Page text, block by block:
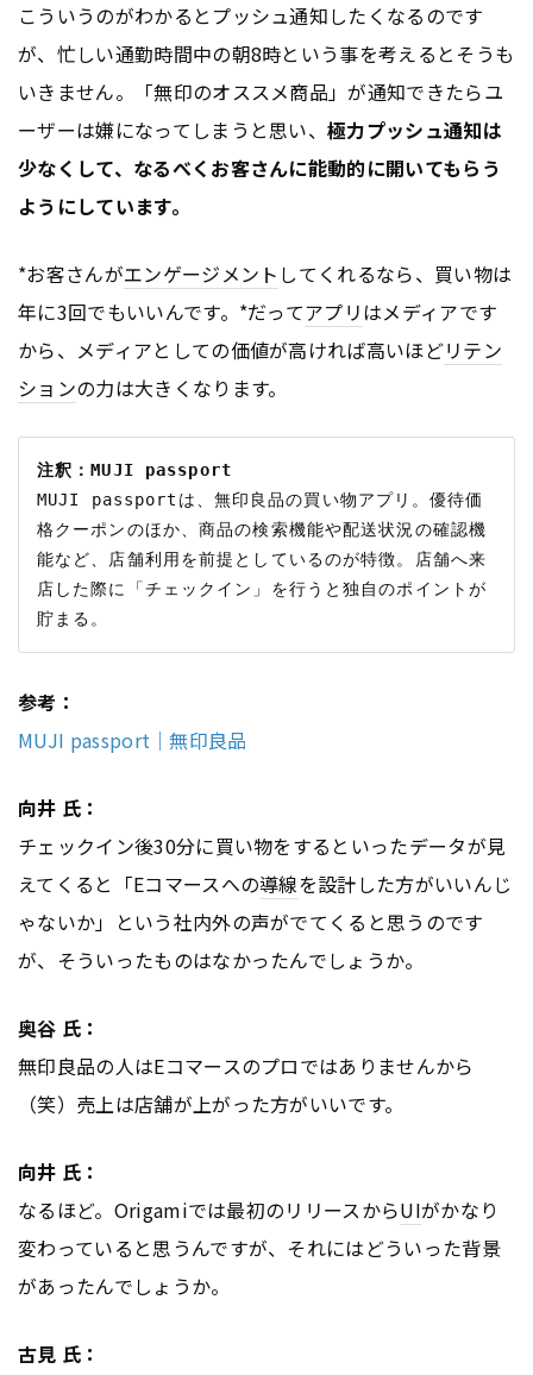
こういうのがわかるとプッシュ通知したくなるのです
が、忙しい通勤時間中の朝8時という事を考えるとそうも
いきません。「無印のオススメ商品」が通知できたらユ
ーザーは嫌になってしまうと思い、極力プッシュ通知は
少なくして、なるべくお客さんに能動的に開いてもらう
ようにしています。
*お客さんがエンゲージメント してくれるなら、買い物は
年に3回でもいいんです。*だってアプリはメディアです
から、メディアとしての価値が高ければ高いほどリテン
ションの力は大きくなります。
注釈：MUJI passport
MUJI passportは、無印良品の買い物アプリ。優待価
格クーポンのほか、商品の検索機能や配送状況の確認機
能など、店舗利用を前提としているのが特徴。店舗へ来
店した際に「チェックイン」を行うと独自のポイントが
参考：
MUJI passport｜無印良品
向井 氏：
チェックイン後30分に買い物をするといったデータが見
えてくると「Eコマースへの導線を設計した方がいいんじ
ゃないか」という社内外の声がでてくると思うのです
が、そういったものはなかったんでしょうか。
奥谷 氏：
無印良品の人はEコマースのプロではありませんから
（笑）売上は店舗が上がった方がいいです。
向井 氏：
なるほど。Origamiでは最初のリリースからUIがかなり
変わっていると思うんですが、それにはどういった背景
があったんでしょうか。
古見 氏：